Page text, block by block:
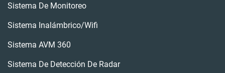
Sistema De Monitoreo
Sistema Inalámbrico/wifi
Sistema AVM 360
Sistema De Detección De Radar